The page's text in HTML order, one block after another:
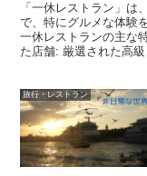
「一休レストラン」は
で、特にグルメな体験
一休レストランの主な
た店舗: 厳選された高
旅行・レストラン